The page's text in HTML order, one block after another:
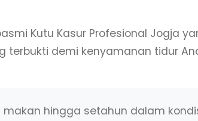
Kutu Kasur Profesional Jogja
demi kenyamanan tidur
hingga setahun dalam